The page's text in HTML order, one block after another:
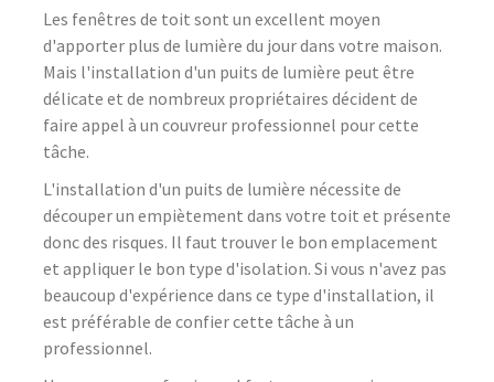
Les fenêtres de toit sont un excellent moyen
d'apporter plus de lumière du jour dans votre maison.
Mais l'installation d'un puits de lumière peut être
délicate et de nombreux propriétaires décident de
faire appel à un couvreur professionnel pour cette
tâche.
L'installation d'un puits de lumière nécessite de
découper un empiètement dans votre toit et présente
donc des risques. Il faut trouver le bon emplacement
et appliquer le bon type d'isolation. Si vous n'avez pas
beaucoup d'expérience dans ce type d'installation, il
est préférable de confier cette tâche à un
professionnel.